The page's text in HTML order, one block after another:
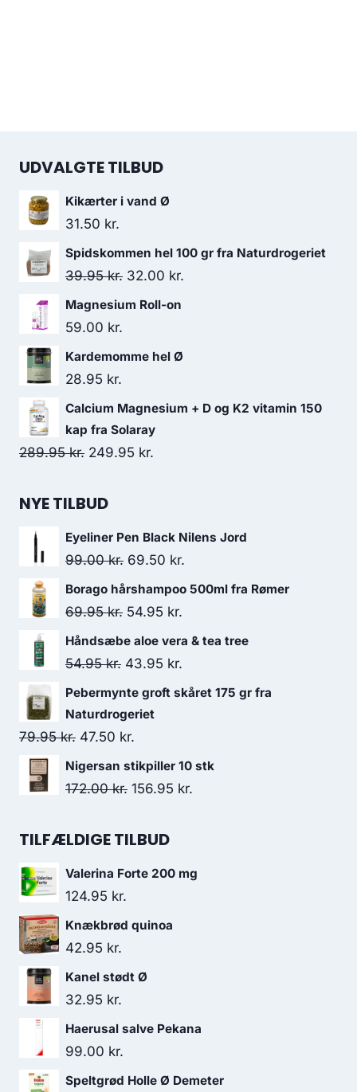
UDVALGTE TILBUD
Kikærter i vand Ø
31.50 kr.
Spidskommen hel 100 gr fra Naturdrogeriet
39.95kr. Den
oprindelige
32.00 kr.
Magnesium Roll-on
59.00 kr.
Kardemomme hel Ø
28.95 kr.
Calcium Magnesium + D og K2 vitamin 150
kap fra Solaray
289.95kr. Den
pris
289.95 kr..
249.95 kr.
249.95 kr..
NYE TILBUD
Eyeliner Pen Black Nilens Jord
99.00kr. Den
oprindelige
pris
99.00 kr..
69.50 kr.
aktuelle
Borago hårshampoo 500ml fra Rømer
69.95kr. Den
oprindelige
pris
69.95 kr..
54.95 kr.
aktuelle
er:
Håndsæbe aloe vera & tea tree
54.95kr. Den
oprindelige
pris
var:
54.95 kr..
43.95 kr.
aktuelle
43.95 kr..
Pebermynte groft skåret 175 gr fra
Naturdrogeriet
79.95kr. Den
oprindelige
pris
79.95 kr..
47.50 kr.
aktuelle
pris
47.50 kr..
Nigersan stikpiller 10 stk
172.00kr. Den
pris
172.00 kr..
156.95 kr.
156.95 kr..
TILFÆLDIGE TILBUD
Valerina Forte 200 mg
124.95 kr.
Knækbrød quinoa
42.95 kr.
Kanel stødt Ø
32.95 kr.
Haerusal salve Pekana
99.00 kr.
Speltgrød Holle Ø Demeter